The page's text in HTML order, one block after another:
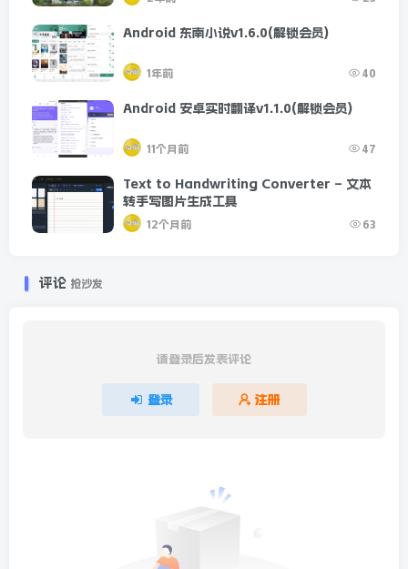
Android 东南小说v1.6.0(解锁会员)
1年前 40
Android 安卓实时翻译v1.1.0(解锁会员)
11个月前 47
Text to Handwriting Converter – 文本
转手写图片生成工具
12个月前 63
评论 抢沙发
请登录后发表评论
登录 注册